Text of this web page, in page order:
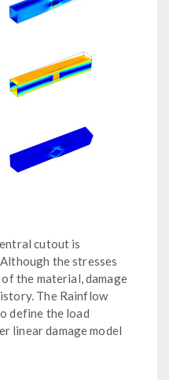
cutout is
the stresses
the material, damage
The Rainflow
define the load
linear damage model